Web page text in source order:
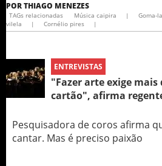
PORTHIAGO MENEZES
TAGs relacionadas Música caipira | Goma-
vilela
| Cornélio pires |
ENTREVISTAS
"Fazer arte exige mais
cartão", afirma
Pesquisadora de coros afirma
cantar. Mas é preciso paixão